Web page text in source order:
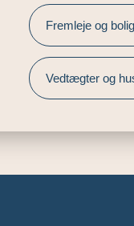
Fremleje og
Vedtægter og